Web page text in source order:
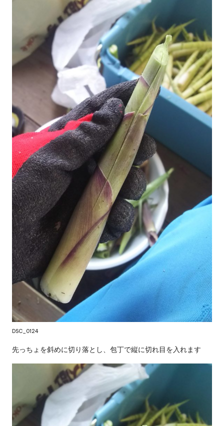
DSC_0124
先っちょを斜めに切り落とし、包丁で縦に切れ目を入れます